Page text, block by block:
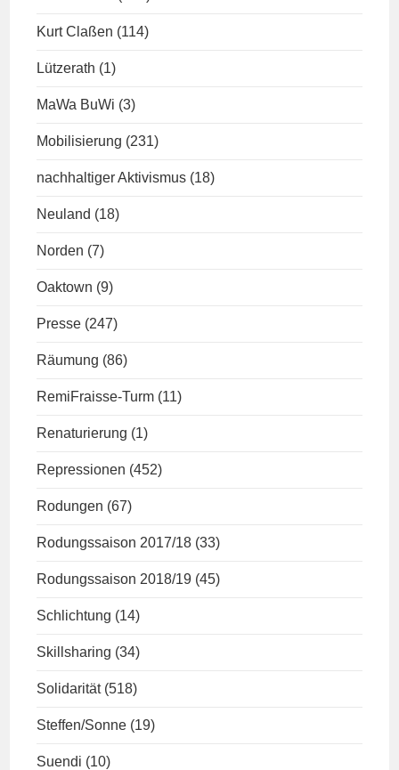
Kurt Claßen (114)
Lützerath (1)
MaWa BuWi (3)
Mobilisierung (231)
nachhaltiger Aktivismus (18)
Neuland (18)
Norden (7)
Oaktown (9)
Presse (247)
Räumung (86)
RemiFraisse-Turm (11)
Renaturierung (1)
Repressionen (452)
Rodungen (67)
Rodungssaison 2017/18 (33)
Rodungssaison 2018/19 (45)
Schlichtung (14)
Skillsharing (34)
Solidarität (518)
Steffen/Sonne (19)
Suendi (10)